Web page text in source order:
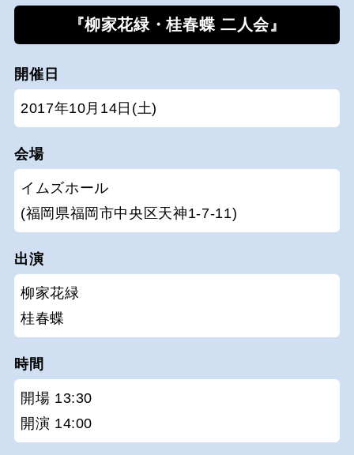
『柳家花緑・桂春蝶 二人会』
開催日
2017年10月14日(土)
会場
イムズホール
(福岡県福岡市中央区天神1-7-11)
出演
柳家花緑
桂春蝶
時間
開場 13:30
開演 14:00